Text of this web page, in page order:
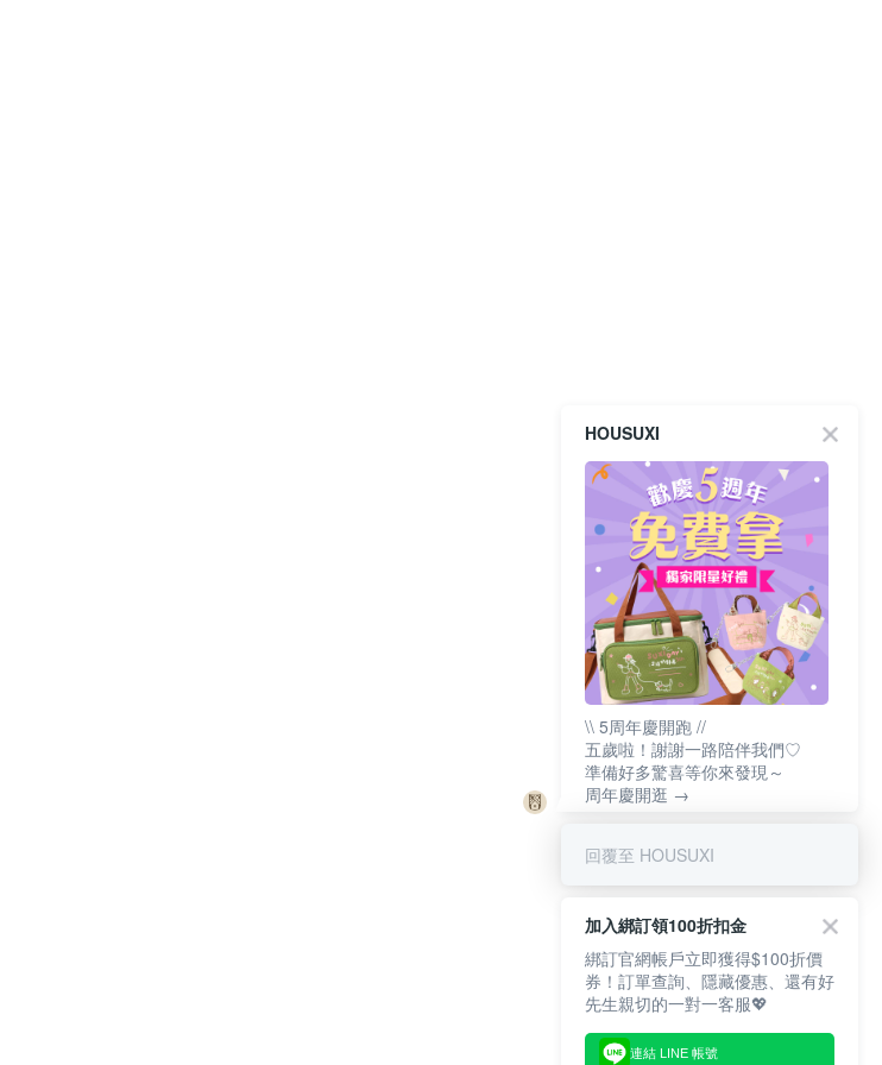
HOUSUXI
\\ 5周年慶開跑 //
五歲啦！謝謝一路陪伴我們♡
準備好多驚喜等你來發現～
周年慶開逛 →
回覆至 HOUSUXI
加入綁訂領100折扣金
綁訂官網帳戶立即獲得$100折價
券！訂單查詢、隱藏優惠、還有好
先生親切的一對一客服💖
連結 LINE 帳號